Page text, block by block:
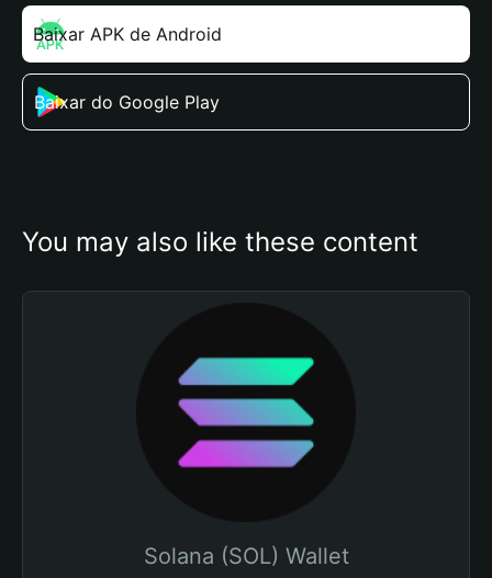
Baixar APK de Android
Baixar do Google Play
You may also like these content
Solana (SOL) Wallet